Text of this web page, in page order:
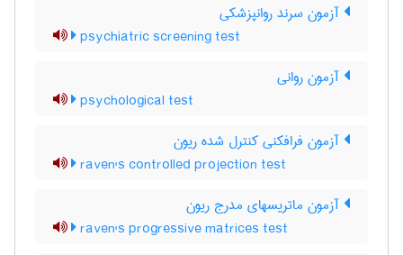
آزمون سرند روانپزشکی
psychiatric screening test
آزمون روانی
psychological test
آزمون فرافکنی کنترل شده ریون
raven's controlled projection test
آزمون ماتریسهای مدرج ریون
raven's progressive matrices test